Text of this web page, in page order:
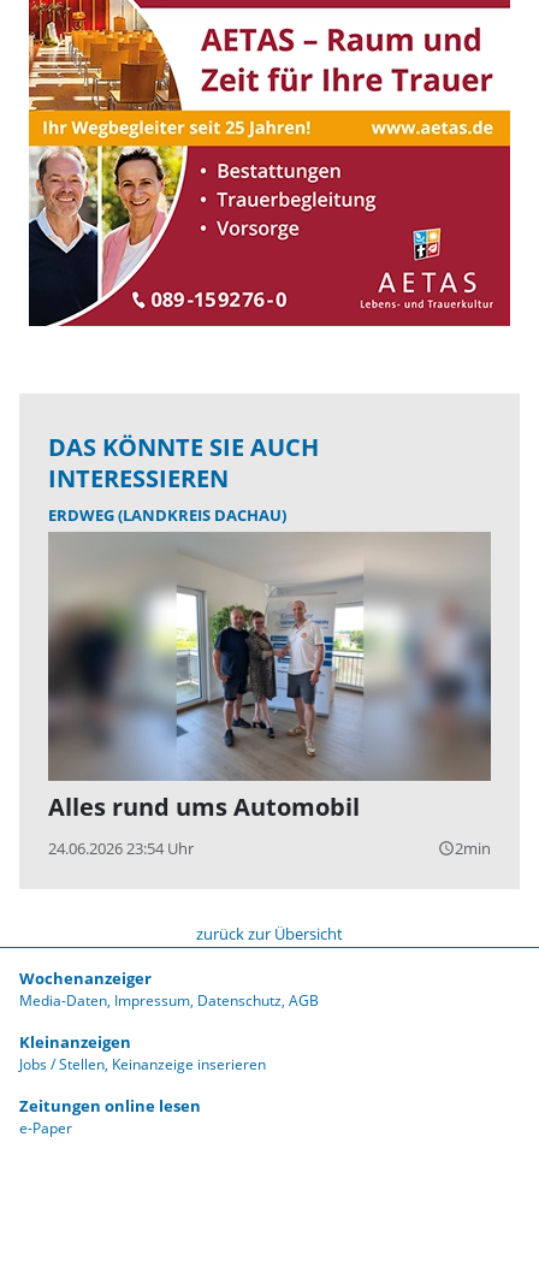
DAS KÖNNTE SIE AUCH
INTERESSIEREN
ERDWEG (LANDKREIS DACHAU)
Alles rund ums Automobil
24.06.2026 23:54 Uhr query_builder2min
zurück zur Übersicht
Wochenanzeiger
Media-Daten Impressum Datenschutz AGB
Kleinanzeigen
Jobs / Stellen Keinanzeige inserieren
Zeitungen online lesen
e-Paper